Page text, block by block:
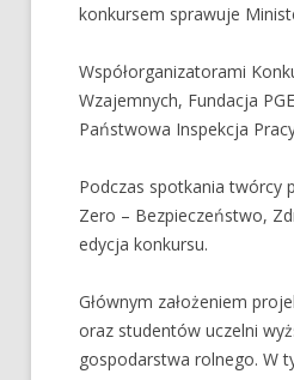
konkursem sprawuje
Współorganizatorami
Wzajemnych, Fundacja
Państwowa Inspekcja
Podczas spotkania twórcy
Zero – Bezpieczeństwo,
edycja konkursu.
Głównym założeniem
oraz studentów uczelni
gospodarstwa rolnego. W